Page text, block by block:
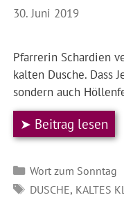
30. Juni 2019
Pfarrerin Schardien
kalten Dusche. Dass
sondern auch
➤ Beitrag lesen
Kategorien
Wort zum Sonntag
SCHLAGWÖRTER
DUSCHE, KALTES